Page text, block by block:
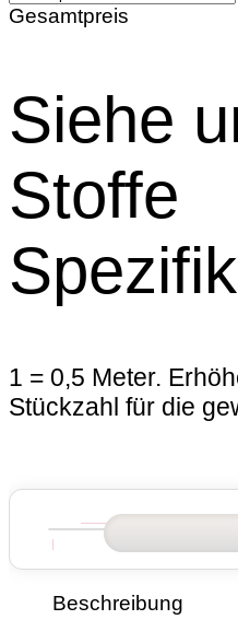
Gesamtpreis
Siehe
Stoffe
1 = 0,5 Meter.
Stückzahl für die
Beschreibung